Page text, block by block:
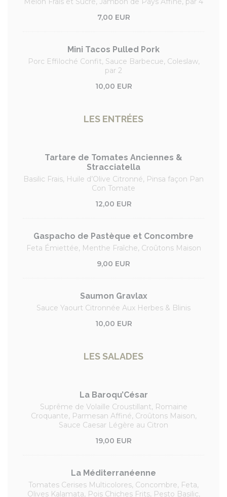
7,00 EUR
Mini Tacos Pulled Pork
Porc Effiloché Confit, Sauce Barbecue, Coleslaw,
par 2
10,00 EUR
LES ENTRÉES
Tartare de Tomates Anciennes &
Stracciatella
Basilic Frais, Huile d’Olive Citronné, Pinsa façon Pan
Con Tomate
12,00 EUR
Gaspacho de Pastèque et Concombre
Feta Émiettée, Menthe Fraîche, Croûtons Maison
9,00 EUR
Saumon Gravlax
Sauce Yaourt Citronnée Aux Herbes & Blinis
10,00 EUR
LES SALADES
La Baroqu’César
Suprême de Volaille Croustillant, Romaine
Croquante, Parmesan Affiné, Croûtons Maison,
Sauce Caesar Légère au Citron
19,00 EUR
La Méditerranéenne
Tomates Cerises Multicolores, Concombre, Feta,
Olives Kalamata, Pois Chiches Frits, Pesto Basilic,